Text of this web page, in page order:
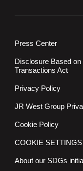
Press Center
Disclosure Based
Transactions Act
Privacy Policy
JR West Group
Cookie Policy
COOKIE SETTINGS
About our SDGs